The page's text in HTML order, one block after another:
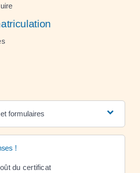
formulaires
!
du certificat